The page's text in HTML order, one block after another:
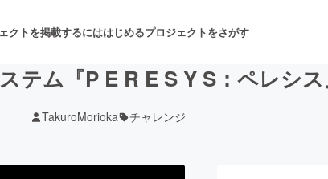
クトを掲載するにははじめるプロジェクトをさがす
テム『P E R E S Y S：ペレシ
TakuroMorioka チャレンジ